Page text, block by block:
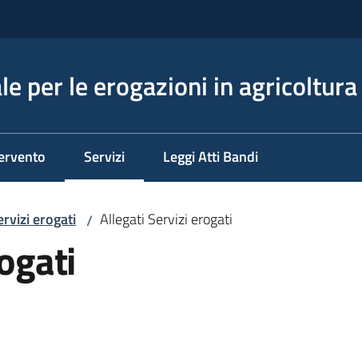
per le erogazioni in agricoltura
Servizi
Menu selezionatoLeggi Atti Bandi
erogati / Allegati Servizi erogati